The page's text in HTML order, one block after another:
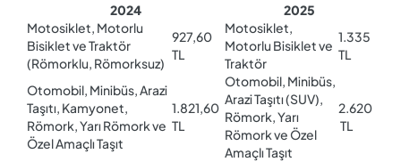
2024
2025
Motosiklet, Motorlu
Bisiklet ve Traktör
(Römorklu, Römorksuz)
927,60
TL
Motosiklet,
Motorlu Bisiklet ve
Traktör
1.335
TL
Otomobil, Minibüs, Arazi
Taşıtı, Kamyonet,
Römork, Yarı Römork ve
Özel Amaçlı Taşıt
1.821,60
TL
Otomobil, Minibüs,
Arazi Taşıtı (SUV),
Römork, Yarı
Römork ve Özel
Amaçlı Taşıt
2.620
TL